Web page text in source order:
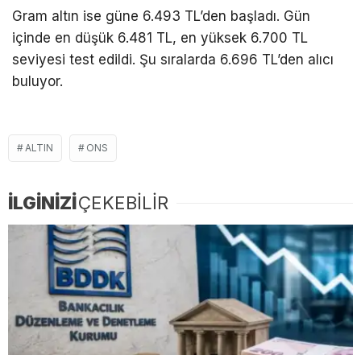
Gram altın ise güne 6.493 TL’den başladı. Gün
içinde en düşük 6.481 TL, en yüksek 6.700 TL
seviyesi test edildi. Şu sıralarda 6.696 TL’den alıcı
buluyor.
ALTIN ONS
İLGİNİZİÇEKEBİLİR